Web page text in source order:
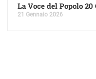
La Voce del Popolo 20
21 Gennaio 2026